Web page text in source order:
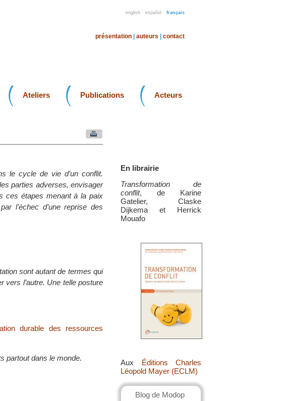
english español français
présentation auteurs contact
Ateliers Publications Acteurs
En librairie
Transformation de
conflit, de Karine
Gatelier, Claske
Dijkema et Herrick
Mouafo
Aux Éditions Charles
Léopold Mayer (ECLM)
Blog de Modop
le cycle de vie d’un conflit.
parties adverses, envisager
ces étapes menant à la paix
l’échec d’une reprise des
sont autant de termes qui
vers l’autre. Une telle posture
durable des ressources
partout dans le monde.